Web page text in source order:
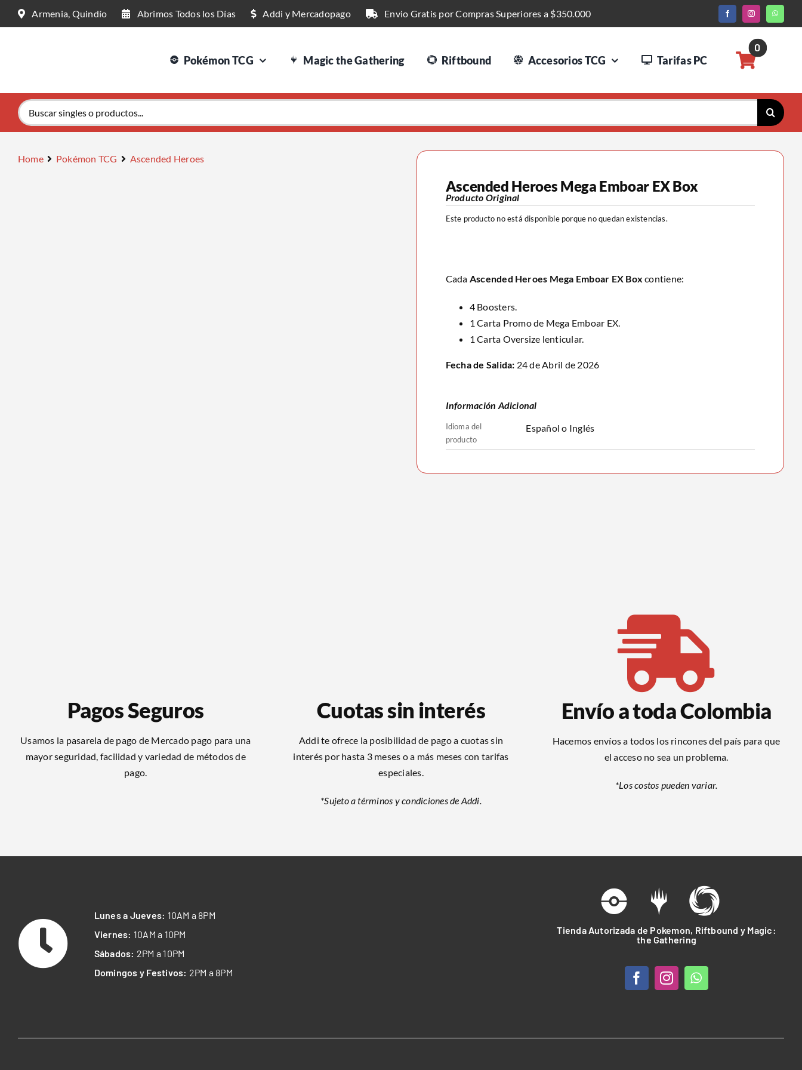
Saltar
Armenia, Quindío Abrimos Todos los Días Addi y Mercadopago Envio Gratis por Compras Superiores a $350.000
Pokémon TCG Magic the Gathering Riftbound Accesorios TCG Tarifas PC
0
Buscar:
Home Pokémon TCG Ascended Heroes
Ascended Heroes Mega Emboar EX Box
Producto Original
Este producto no está disponible porque no quedan existencias.
Cada Ascended Heroes Mega Emboar EX Boxcontiene:
4 Boosters.
1 Carta Promo de Mega Emboar EX.
1 Carta Oversize lenticular.
Fecha de Salida: 24 de Abril de 2026
Información Adicional
Idioma del
producto
Español o Inglés
Pagos Seguros
Usamos la pasarela de pago de Mercado pago para una
mayor seguridad, facilidad y variedad de métodos de
pago.
Cuotas sin interés
Addi te ofrece la posibilidad de pago a cuotas sin
interés por hasta 3 meses o a más meses con tarifas
especiales.
*Sujeto a términos y condiciones de Addi.
Envío a toda Colombia
Hacemos envíos a todos los rincones del país para que
el acceso no sea un problema.
*Los costos pueden variar.
Lunes a Jueves: 10AM a 8PM
Viernes: 10AM a 10PM
Sábados: 2PM a 10PM
Domingos y Festivos: 2PM a 8PM
Tienda Autorizada de Pokemon, Riftbound y Magic:
the Gathering